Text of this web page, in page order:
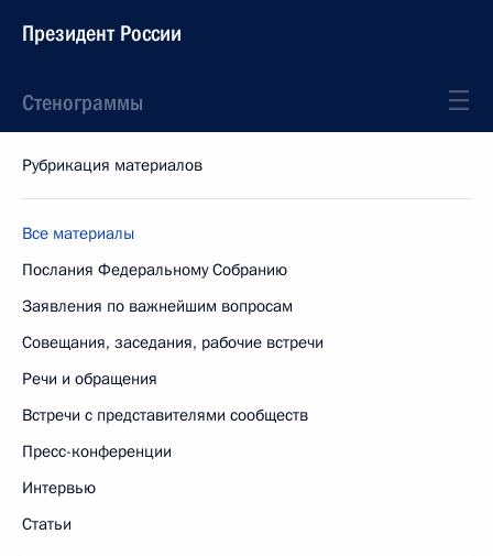
Президент России
Стенограммы
Рубрикация материалов
Все материалы
Послания Федеральному Собранию
Заявления по важнейшим вопросам
Совещания, заседания, рабочие встречи
Речи и обращения
Встречи с представителями сообществ
Пресс-конференции
Интервью
Статьи